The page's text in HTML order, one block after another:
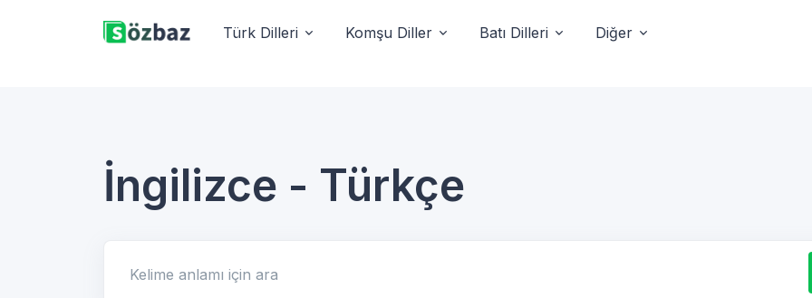
Türk Dilleri Komşu Diller Batı Dilleri Diğer
İngilizce - Türkçe